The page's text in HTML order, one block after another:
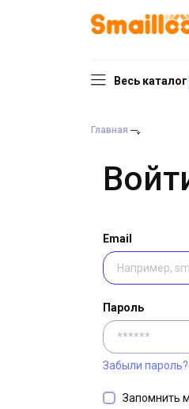
Весь каталог
Главная
Email
Пароль
Забыли пароль?
Запомнить